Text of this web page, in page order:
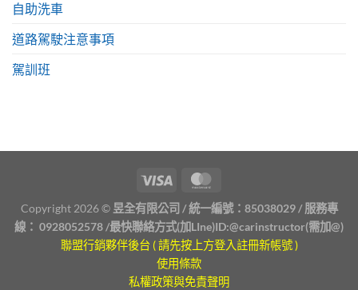
自助洗車
道路駕駛注意事項
駕訓班
Copyright 2026 © 昱全有限公司 / 統一編號：85038029 / 服務專
線： 0928052578/最快聯絡方式(加LIne)ID:@carinstructor(需加@)
聯盟行銷夥伴後台 ( 請先按上方登入註冊新帳號 )
使用條款
私權政策與免責聲明